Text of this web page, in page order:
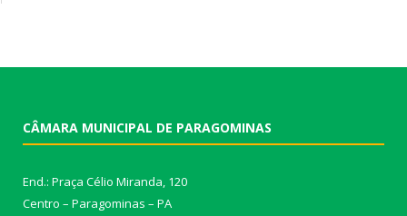
CÂMARA MUNICIPAL DE PARAGOMINAS
End.: Praça Célio Miranda, 120
Centro – Paragominas – PA